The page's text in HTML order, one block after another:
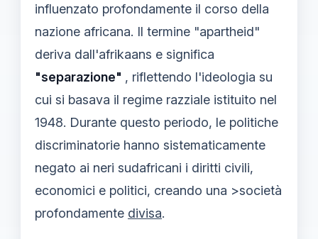
influenzato profondamente il corso della
nazione africana. Il termine "apartheid"
deriva dall'afrikaans e significa
"separazione" , riflettendo l'ideologia su
cui si basava il regime razziale istituito nel
1948. Durante questo periodo, le politiche
discriminatorie hanno sistematicamente
negato ai neri sudafricani i diritti civili,
economici e politici, creando una >società
profondamente divisa.